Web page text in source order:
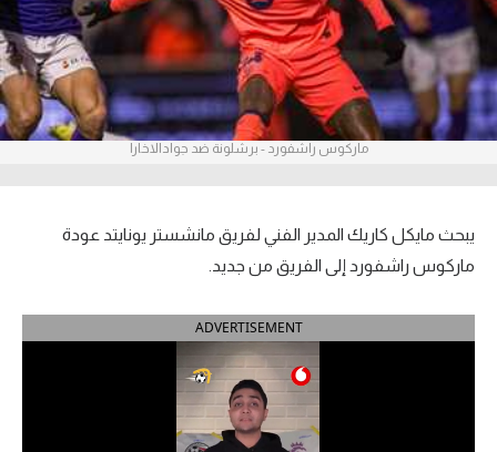
ركن الألعاب
بطولات
أمريكا 2026
الدوري الإنجليزي الممتاز
الدوري الإسباني
ماركوس راشفورد - برشلونة ضد جوادالاخارا
يبحث مايكل كاريك المدير الفني لفريق مانشستر يونايتد عودة
ماركوس راشفورد إلى الفريق من جديد.
ADVERTISEMENT